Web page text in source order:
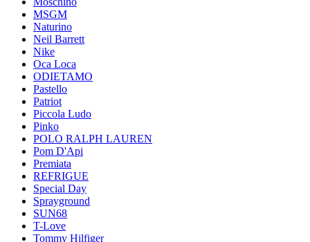
MSGM
Naturino
Neil Barrett
Nike
Oca Loca
ODIETAMO
Pastello
Patriot
Piccola Ludo
Pinko
POLO RALPH LAUREN
Pom D'Api
Premiata
REFRIGUE
Special Day
Sprayground
SUN68
T-Love
Tommy Hilfiger